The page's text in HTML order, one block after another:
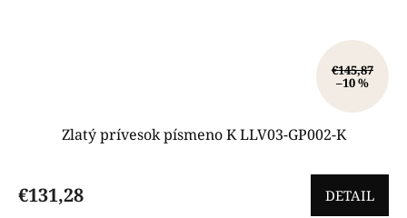
€145,87
–10 %
Zlatý prívesok písmeno K LLV03-GP002-K
€131,28 DETAIL